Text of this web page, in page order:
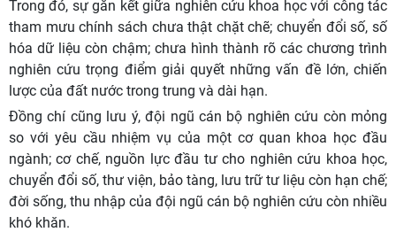
Trong đó, sự gắn kết giữa nghiên cứu khoa học với công tác
tham mưu chính sách chưa thật chặt chẽ; chuyển đổi số, số
hóa dữ liệu còn chậm; chưa hình thành rõ các chương trình
nghiên cứu trọng điểm giải quyết những vấn đề lớn, chiến
lược của đất nước trong trung và dài hạn.
Đồng chí cũng lưu ý, đội ngũ cán bộ nghiên cứu còn mỏng
so với yêu cầu nhiệm vụ của một cơ quan khoa học đầu
ngành; cơ chế, nguồn lực đầu tư cho nghiên cứu khoa học,
chuyển đổi số, thư viện, bảo tàng, lưu trữ tư liệu còn hạn chế;
đời sống, thu nhập của đội ngũ cán bộ nghiên cứu còn nhiều
khó khăn.